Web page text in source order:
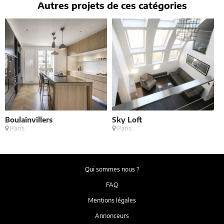
Autres projets de ces catégories
Boulainvillers
Paris
Sky Loft
Paris
Qui sommes nous ?
FAQ
Mentions légales
Annonceurs